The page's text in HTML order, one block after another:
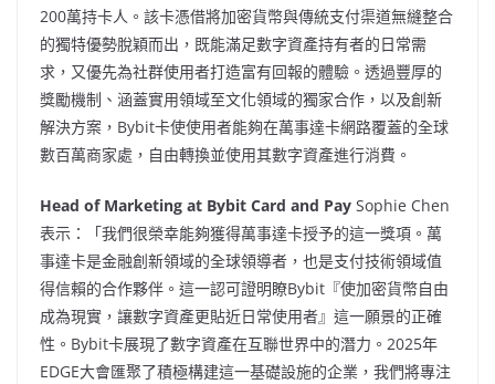
200萬持卡人。該卡憑借將加密貨幣與傳統支付渠道無縫整合
的獨特優勢脫穎而出，既能滿足數字資產持有者的日常需
求，又優先為社群使用者打造富有回報的體驗。透過豐厚的
獎勵機制、涵蓋實用領域至文化領域的獨家合作，以及創新
解決方案，Bybit卡使使用者能夠在萬事達卡網路覆蓋的全球
數百萬商家處，自由轉換並使用其數字資產進行消費。
Head of Marketing at Bybit Card and Pay Sophie Chen
表示：「我們很榮幸能夠獲得萬事達卡授予的這一獎項。萬
事達卡是金融創新領域的全球領導者，也是支付技術領域值
得信賴的合作夥伴。這一認可證明瞭Bybit『使加密貨幣自由
成為現實，讓數字資產更貼近日常使用者』這一願景的正確
性。Bybit卡展現了數字資產在互聯世界中的潛力。2025年
EDGE大會匯聚了積極構建這一基礎設施的企業，我們將專注